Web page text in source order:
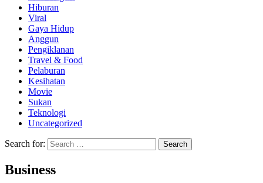
Hiburan
Viral
Gaya Hidup
Anggun
Pengiklanan
Travel & Food
Pelaburan
Kesihatan
Movie
Sukan
Teknologi
Uncategorized
Search for:
Business